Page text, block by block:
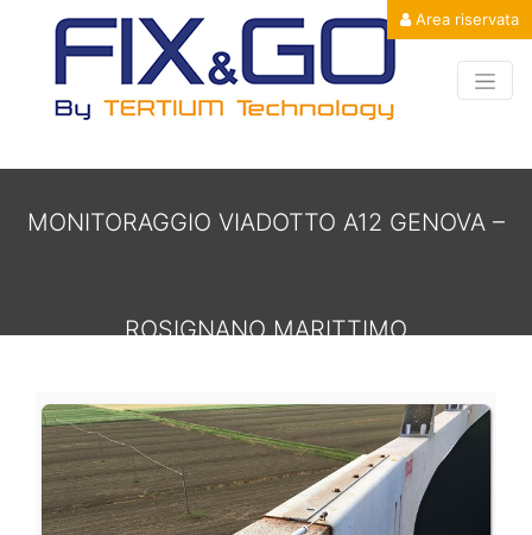
Area riservata
MONITORAGGIO VIADOTTO A12 GENOVA –
ROSIGNANO MARITTIMO
MONITORAGGIO VIADOTTO A12